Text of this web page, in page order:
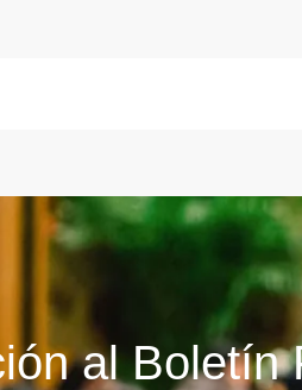
al Boletín